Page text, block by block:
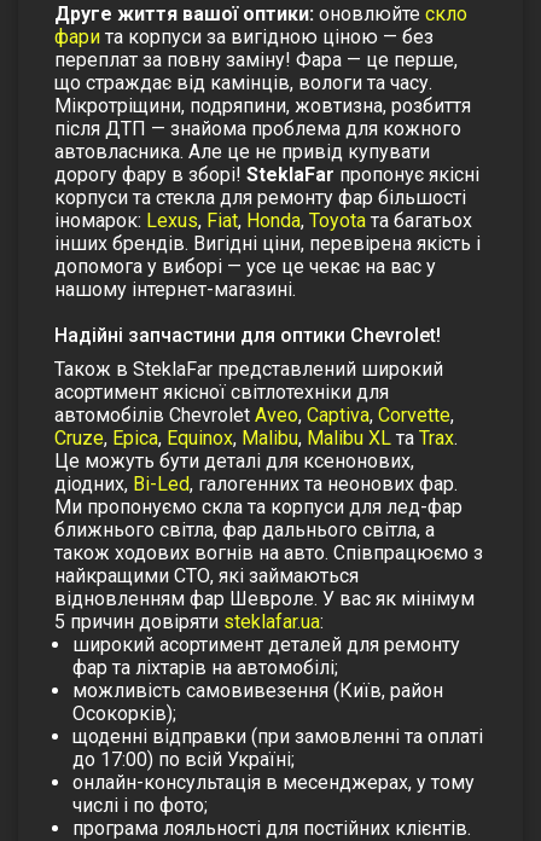
Друге життя вашої оптики: оновлюйте скло
фари та корпуси за вигідною ціною — без
переплат за повну заміну! Фара — це перше,
що страждає від камінців, вологи та часу.
Мікротріщини, подряпини, жовтизна, розбиття
після ДТП — знайома проблема для кожного
автовласника. Але це не привід купувати
дорогу фару в зборі! SteklaFar пропонує якісні
корпуси та стекла для ремонту фар більшості
іномарок: Lexus, Fiat, Honda, Toyota та багатьох
інших брендів. Вигідні ціни, перевірена якість і
допомога у виборі — усе це чекає на вас у
нашому інтернет-магазині.
Надійні запчастини для оптики Chevrolet!
Також в SteklaFar представлений широкий
асортимент якісної світлотехніки для
автомобілів Chevrolet Aveo, Captiva, Corvette,
Cruze, Epica, Equinox, Malibu, Malibu XL та Trax.
Це можуть бути деталі для ксенонових,
діодних, Bi-Led, галогенних та неонових фар.
Ми пропонуємо скла та корпуси для лед-фар
ближнього світла, фар дальнього світла, а
також ходових вогнів на авто. Співпрацюємо з
найкращими СТО, які займаються
відновленням фар Шевроле. У вас як мінімум
5 причин довіряти steklafar.ua:
широкий асортимент деталей для ремонту
фар та ліхтарів на автомобілі;
можливість самовивезення (Київ, район
Осокорків);
щоденні відправки (при замовленні та оплаті
до 17:00) по всій Україні;
онлайн-консультація в месенджерах, у тому
числі і по фото;
програма лояльності для постійних клієнтів.